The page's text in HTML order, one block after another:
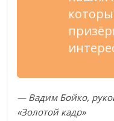
— Вадим Бойко,
«Золотой кадр»